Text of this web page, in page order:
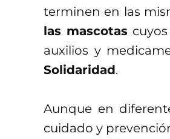
terminen en las
las mascotas
auxilios y
Solidaridad.
Aunque en
cuidado y